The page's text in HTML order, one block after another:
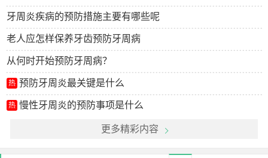
牙周炎疾病的预防措施主要有哪些呢
老人应怎样保养牙齿预防牙周病
从何时开始预防牙周病？
热 预防牙周炎最关键是什么
热 慢性牙周炎的预防事项是什么
更多精彩内容